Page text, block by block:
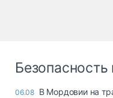
06.08 В Мордовии на